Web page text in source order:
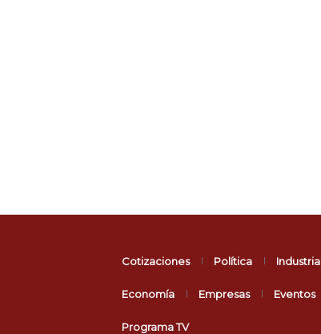
Cotizaciones Política Industria
Economía Empresas Eventos
Programa TV